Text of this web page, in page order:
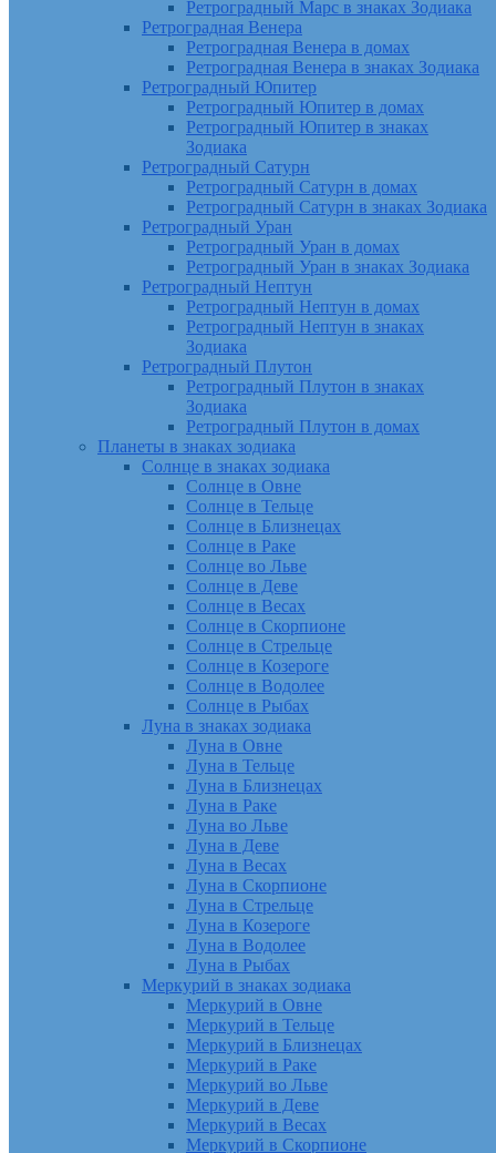
Ретроградный Марс в знаках Зодиака
Ретроградная Венера
Ретроградная Венера в домах
Ретроградная Венера в знаках Зодиака
Ретроградный Юпитер
Ретроградный Юпитер в домах
Ретроградный Юпитер в знаках
Зодиака
Ретроградный Сатурн
Ретроградный Сатурн в домах
Ретроградный Сатурн в знаках Зодиака
Ретроградный Уран
Ретроградный Уран в домах
Ретроградный Уран в знаках Зодиака
Ретроградный Нептун
Ретроградный Нептун в домах
Ретроградный Нептун в знаках
Зодиака
Ретроградный Плутон
Ретроградный Плутон в знаках
Зодиака
Ретроградный Плутон в домах
Планеты в знаках зодиака
Солнце в знаках зодиака
Солнце в Овне
Солнце в Тельце
Солнце в Близнецах
Солнце в Раке
Солнце во Льве
Солнце в Деве
Солнце в Весах
Солнце в Скорпионе
Солнце в Стрельце
Солнце в Козероге
Солнце в Водолее
Солнце в Рыбах
Луна в знаках зодиака
Луна в Овне
Луна в Тельце
Луна в Близнецах
Луна в Раке
Луна во Льве
Луна в Деве
Луна в Весах
Луна в Скорпионе
Луна в Стрельце
Луна в Козероге
Луна в Водолее
Луна в Рыбах
Меркурий в знаках зодиака
Меркурий в Овне
Меркурий в Тельце
Меркурий в Близнецах
Меркурий в Раке
Меркурий во Льве
Меркурий в Деве
Меркурий в Весах
Меркурий в Скорпионе